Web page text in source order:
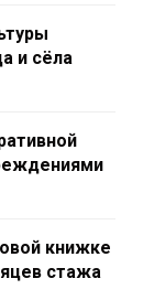
и сёла
книжке
стажа